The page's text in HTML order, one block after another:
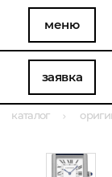
меню
заявка
каталог